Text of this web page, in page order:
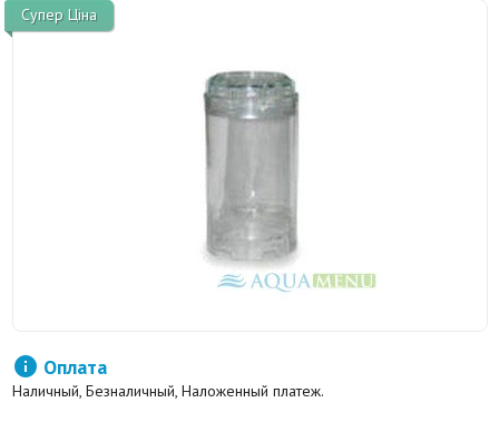
Супер Ціна
 Оплата
Наличный, Безналичный, Наложенный платеж.